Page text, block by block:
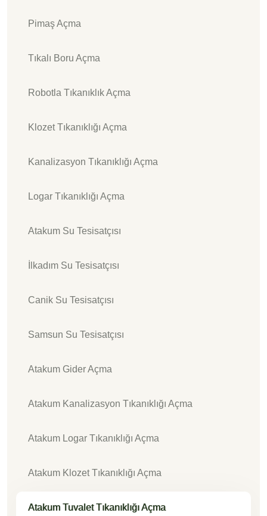
Pimaş Açma
Tıkalı Boru Açma
Robotla Tıkanıklık Açma
Klozet Tıkanıklığı Açma
Kanalizasyon Tıkanıklığı Açma
Logar Tıkanıklığı Açma
Atakum Su Tesisatçısı
İlkadım Su Tesisatçısı
Canik Su Tesisatçısı
Samsun Su Tesisatçısı
Atakum Gider Açma
Atakum Kanalizasyon Tıkanıklığı Açma
Atakum Logar Tıkanıklığı Açma
Atakum Klozet Tıkanıklığı Açma
Atakum Tuvalet Tıkanıklığı Açma